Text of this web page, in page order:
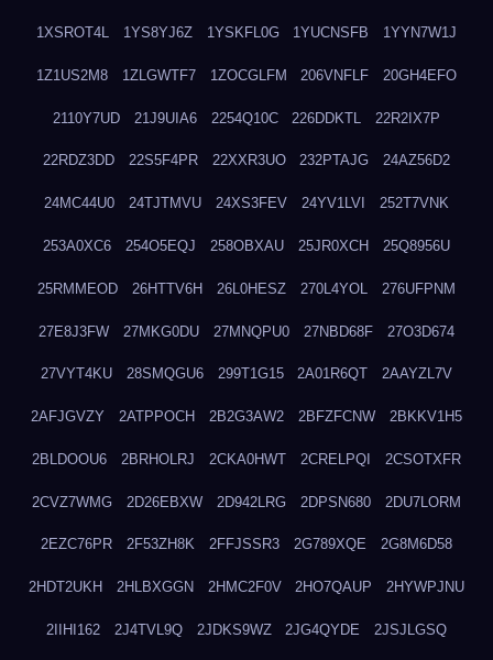
1XSROT4L 1YS8YJ6Z 1YSKFL0G 1YUCNSFB 1YYN7W1J
1Z1US2M8 1ZLGWTF7 1ZOCGLFM 206VNFLF 20GH4EFO
2110Y7UD 21J9UIA6 2254Q10C 226DDKTL 22R2IX7P
22RDZ3DD 22S5F4PR 22XXR3UO 232PTAJG 24AZ56D2
24MC44U0 24TJTMVU 24XS3FEV 24YV1LVI 252T7VNK
253A0XC6 254O5EQJ 258OBXAU 25JR0XCH 25Q8956U
25RMMEOD 26HTTV6H 26L0HESZ 270L4YOL 276UFPNM
27E8J3FW 27MKG0DU 27MNQPU0 27NBD68F 27O3D674
27VYT4KU 28SMQGU6 299T1G15 2A01R6QT 2AAYZL7V
2AFJGVZY 2ATPPOCH 2B2G3AW2 2BFZFCNW 2BKKV1H5
2BLDOOU6 2BRHOLRJ 2CKA0HWT 2CRELPQI 2CSOTXFR
2CVZ7WMG 2D26EBXW 2D942LRG 2DPSN680 2DU7LORM
2EZC76PR 2F53ZH8K 2FFJSSR3 2G789XQE 2G8M6D58
2HDT2UKH 2HLBXGGN 2HMC2F0V 2HO7QAUP 2HYWPJNU
2IIHI162 2J4TVL9Q 2JDKS9WZ 2JG4QYDE 2JSJLGSQ